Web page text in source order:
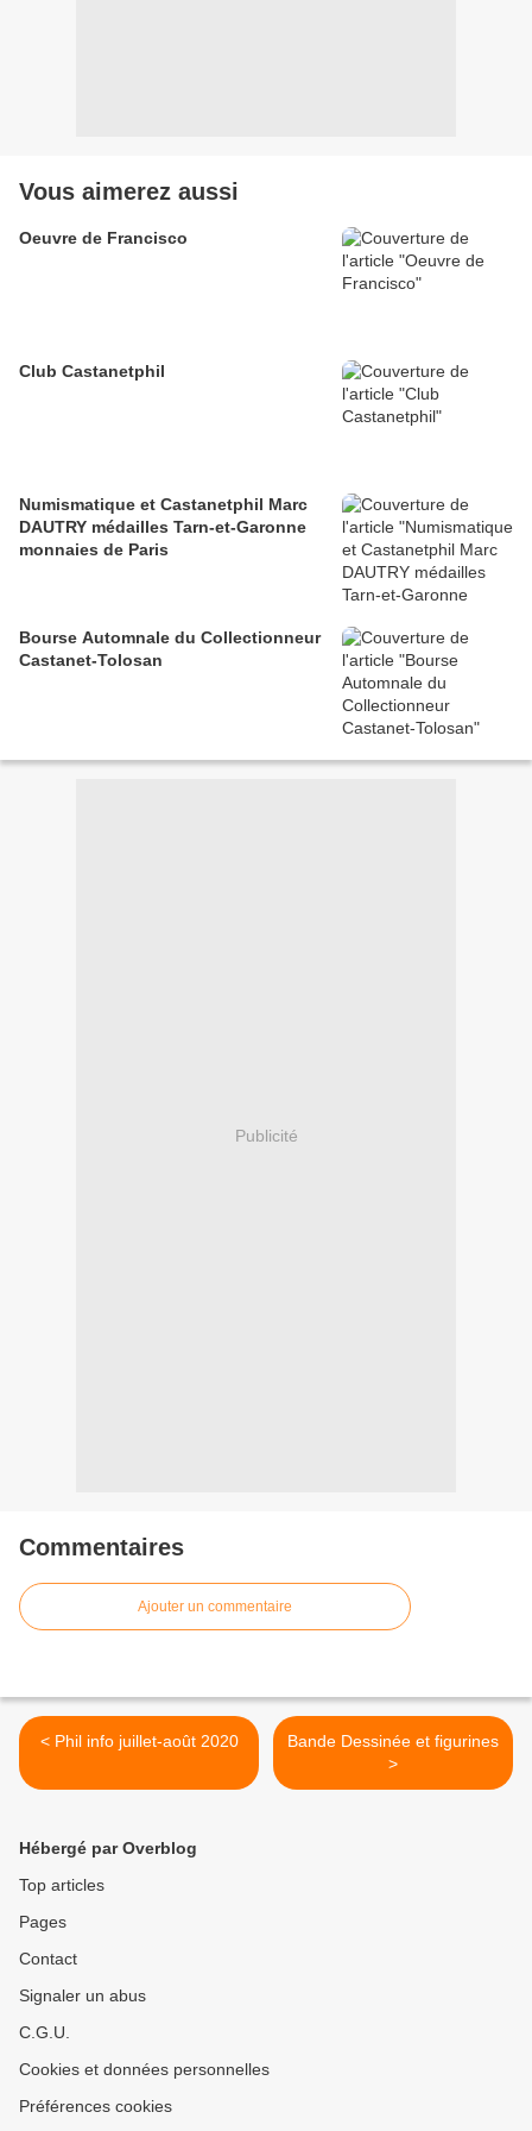
Vous aimerez aussi
Oeuvre de Francisco
Club Castanetphil
Numismatique et Castanetphil Marc
DAUTRY médailles Tarn-et-Garonne
monnaies de Paris
Bourse Automnale du Collectionneur
Castanet-Tolosan
Publicité
Commentaires
Ajouter un commentaire
< Phil info juillet-août 2020
Bande Dessinée et figurines
>
Hébergé par Overblog
Top articles
Pages
Contact
Signaler un abus
C.G.U.
Cookies et données personnelles
Préférences cookies